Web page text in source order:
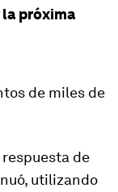
próxima
de miles de
de
utilizando